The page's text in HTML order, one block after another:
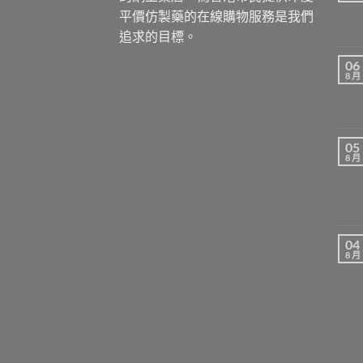
平價仿製藥的在線購物服務是我們
追求的目標。
06
8 月
05
8 月
04
8 月